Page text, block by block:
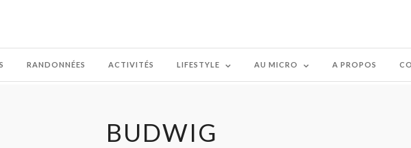
RANDONNÉES ACTIVITÉS LIFESTYLE AU MICRO A PROPOS
BUDWIG